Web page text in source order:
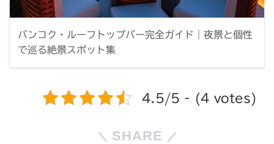
バンコク・ルーフトップバー完全ガイド｜夜景と個性
で巡る絶景スポット集
4.5/5 - (4 votes)
SHARE